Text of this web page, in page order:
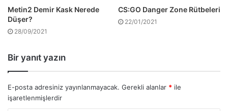
Metin2 Demir Kask Nerede
Düşer?
28/09/2021
CS:GO Danger Zone Rütbeleri
22/01/2021
Bir yanıt yazın
E-posta adresiniz yayınlanmayacak. Gerekli alanlar * ile
işaretlenmişlerdir